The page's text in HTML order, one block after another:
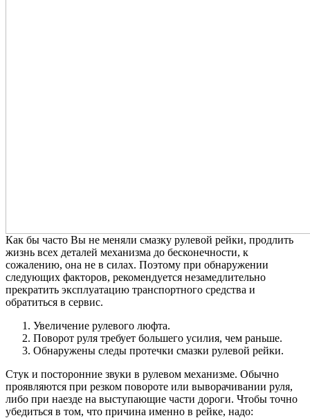
Как бы часто Вы не меняли смазку рулевой рейки, продлить
жизнь всех деталей механизма до бесконечности, к
сожалению, она не в силах. Поэтому при обнаружении
следующих факторов, рекомендуется незамедлительно
прекратить эксплуатацию транспортного средства и
обратиться в сервис.
Увеличение рулевого люфта.
Поворот руля требует большего усилия, чем раньше.
Обнаружены следы протечки смазки рулевой рейки.
Стук и посторонние звуки в рулевом механизме. Обычно
проявляются при резком повороте или выворачивании руля,
либо при наезде на выступающие части дороги. Чтобы точно
убедиться в том, что причина именно в рейке, надо: